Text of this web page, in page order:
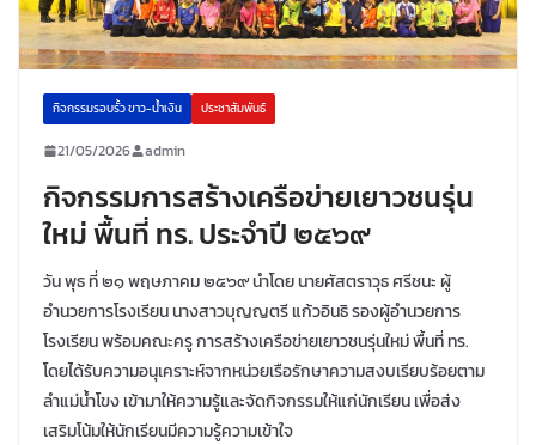
กิจกรรมรอบรั้ว ขาว-น้ำเงิน ประชาสัมพันธ์
21/05/2026 admin
กิจกรรมการสร้างเครือข่ายเยาวชนรุ่น
ใหม่ พื้นที่ ทร. ประจำปี ๒๕๖๙
วัน พุธ ที่ ๒๑ พฤษภาคม ๒๕๖๙ นำโดย นายศัสตราวุธ ศรีชนะ ผู้
อำนวยการโรงเรียน นางสาวบุญญตรี แก้วอินธิ รองผู้อำนวยการ
โรงเรียน พร้อมคณะครู การสร้างเครือข่ายเยาวชนรุ่นใหม่ พื้นที่ ทร.
โดยได้รับความอนุเคราะห์จากหน่วยเรือรักษาความสงบเรียบร้อยตาม
ลำแม่น้ำโขง เข้ามาให้ความรู้และจัดกิจกรรมให้แก่นักเรียน เพื่อส่ง
เสริมโน้มให้นักเรียนมีความรู้ความเข้าใจ